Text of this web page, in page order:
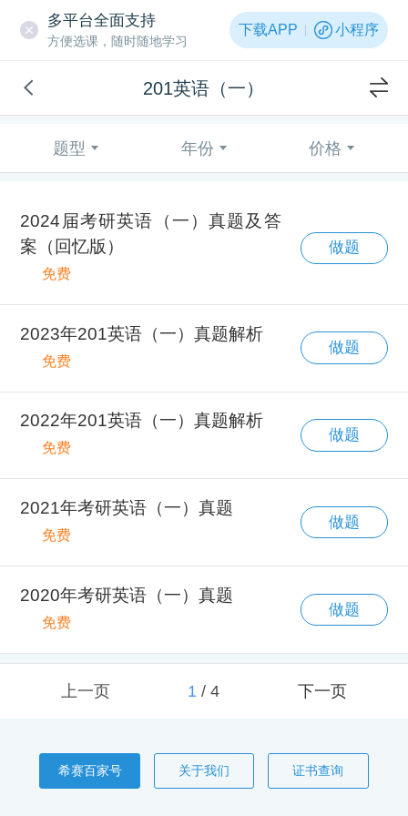
多平台全面支持
方便选课，随时随地学习
下载APP 小程序
201英语（一）
题型 年份 价格
2024届考研英语（一）真题及答
案（回忆版）
免费
做题
2023年201英语（一）真题解析
免费
做题
2022年201英语（一）真题解析
免费
做题
2021年考研英语（一）真题
免费
做题
2020年考研英语（一）真题
免费
做题
上一页 1/ 4 下一页
希赛百家号 关于我们 证书查询